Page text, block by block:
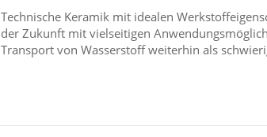
Technische Keramik mit idealen
der Zukunft mit vielseitigen
Transport von Wasserstoff weiterhin als